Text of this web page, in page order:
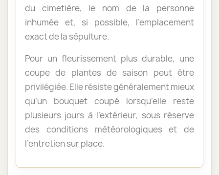
du cimetière, le nom de la personne
inhumée et, si possible, l’emplacement
exact de la sépulture.
Pour un fleurissement plus durable, une
coupe de plantes de saison peut être
privilégiée. Elle résiste généralement mieux
qu’un bouquet coupé lorsqu’elle reste
plusieurs jours à l’extérieur, sous réserve
des conditions météorologiques et de
l’entretien sur place.